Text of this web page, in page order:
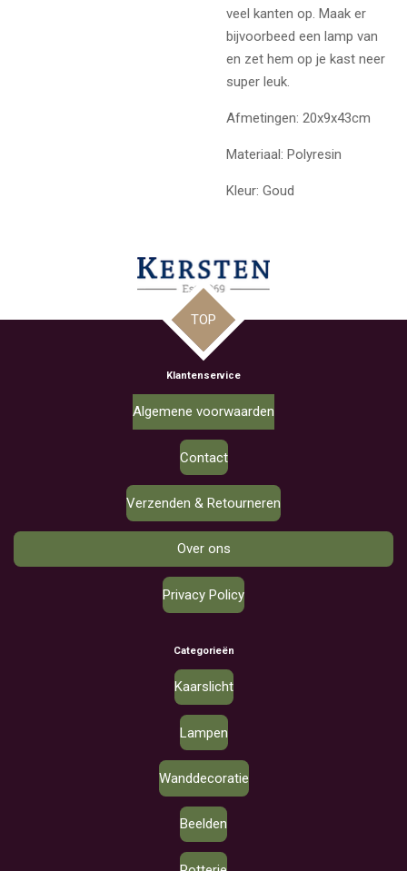
veel kanten op. Maak er
bijvoorbeed een lamp van
en zet hem op je kast neer
super leuk.
Afmetingen: 20x9x43cm
Materiaal: Polyresin
Kleur: Goud
TOP
Klantenservice
Algemene voorwaarden
Contact
Verzenden & Retourneren
Over ons
Privacy Policy
Categorieën
Kaarslicht
Lampen
Wanddecoratie
Beelden